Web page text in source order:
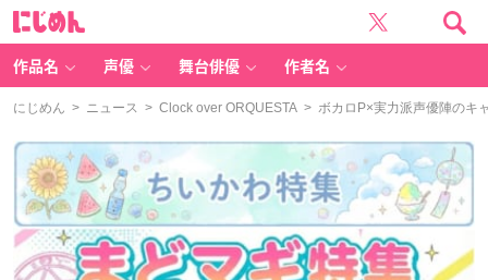
作品名 声優 舞台俳優 作者名
にじめん > ニュース > Clock over ORQUESTA > ボカロP×実力派声優陣のキ